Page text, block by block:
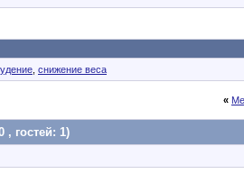
снижение веса
«
, гостей: 1)